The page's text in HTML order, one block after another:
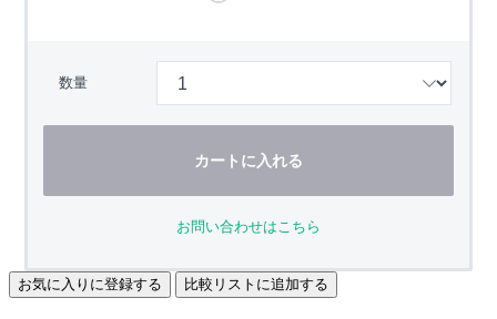
数量
カートに入れる
お問い合わせはこちら
お気に入りに登録する 比較リストに追加する